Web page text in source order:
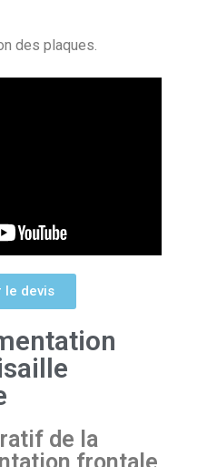
des plaques.
le devis
de la